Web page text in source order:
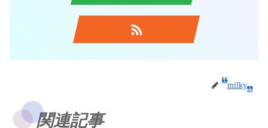
milky
関連記事